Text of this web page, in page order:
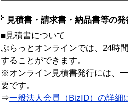
見積書・請求書・納品書等の
■見積書について
ぷらっとオンラインでは、24時
することができます。
※オンライン見積書発行には、
要です。
⇒一般法人会員（BizID）の詳細